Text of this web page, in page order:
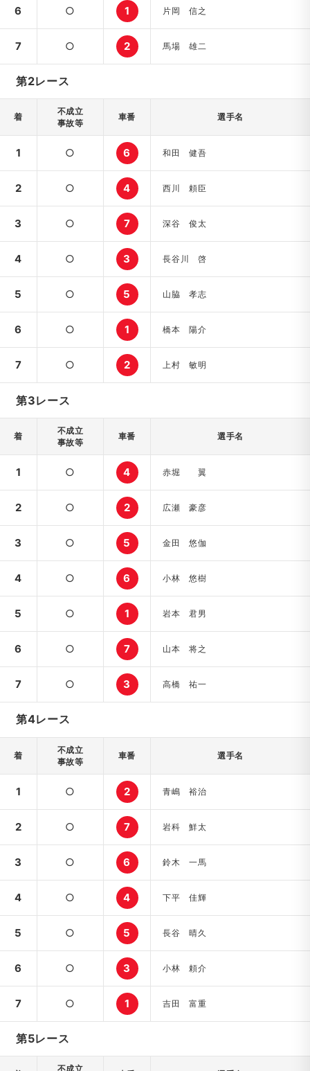
6 ○ 1 片岡 信之
7 ○ 2 馬場 雄二
第2レース
着
不成立
事故等
車番 選手名
1 ○ 6 和田 健吾
2 ○ 4 西川 頼臣
3 ○ 7 深谷 俊太
4 ○ 3 長谷川 啓
5 ○ 5 山脇 孝志
6 ○ 1 橋本 陽介
7 ○ 2 上村 敏明
第3レース
着
不成立
事故等
車番 選手名
1 ○ 4 赤堀 翼
2 ○ 2 広瀬 豪彦
3 ○ 5 金田 悠伽
4 ○ 6 小林 悠樹
5 ○ 1 岩本 君男
6 ○ 7 山本 将之
7 ○ 3 高橋 祐一
第4レース
着
不成立
事故等
車番 選手名
1 ○ 2 青嶋 裕治
2 ○ 7 岩科 鮮太
3 ○ 6 鈴木 一馬
4 ○ 4 下平 佳輝
5 ○ 5 長谷 晴久
6 ○ 3 小林 頼介
7 ○ 1 吉田 富重
第5レース
不成立